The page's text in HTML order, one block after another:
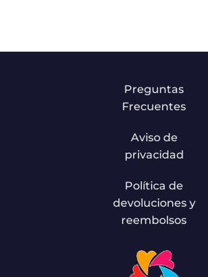
Preguntas
Frecuentes
Aviso de
privacidad
Política de
devoluciones y
reembolsos